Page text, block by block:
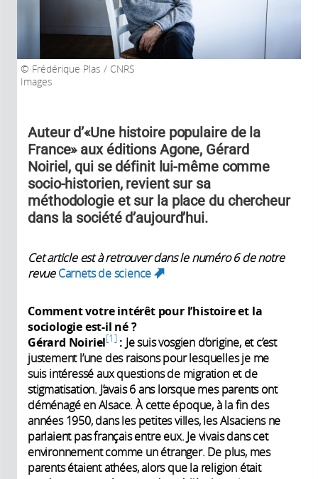
Frédérique Plas / CNRS
Images
Auteur d’«Une histoire populaire de la
France» aux éditions Agone, Gérard
Noiriel, qui se définit lui-même comme
socio-historien, revient sur sa
méthodologie et sur la place du chercheur
dans la société d’aujourd’hui.
Cet article est à retrouver dans le numéro 6 de notre
revueCarnets de science
Comment votre intérêt pour l’histoire et la
sociologie est-il né ?
Gérard Noiriel 1 : Je suis vosgien d’origine, et c’est
justement l’une des raisons pour lesquelles je me
suis intéressé aux questions de migration et de
stigmatisation. J’avais 6 ans lorsque mes parents ont
déménagé en Alsace. À cette époque, à la fin des
années 1950, dans les petites villes, les Alsaciens ne
parlaient pas français entre eux. Je vivais dans cet
environnement comme un étranger. De plus, mes
parents étaient athées, alors que la religion était